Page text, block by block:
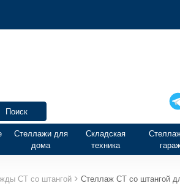
Стеллажи для
дома
Складская
техника
СТ со штангой Стеллаж СТ со штангой